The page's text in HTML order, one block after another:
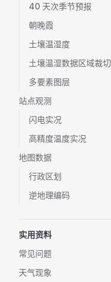
40 天次季节预报
朝晚霞
土壤温湿度
土壤温湿数据区域裁切
多要素图层
站点观测
闪电实况
高精度温度实况
地图数据
行政区划
逆地理编码
实用资料
常见问题
天气现象